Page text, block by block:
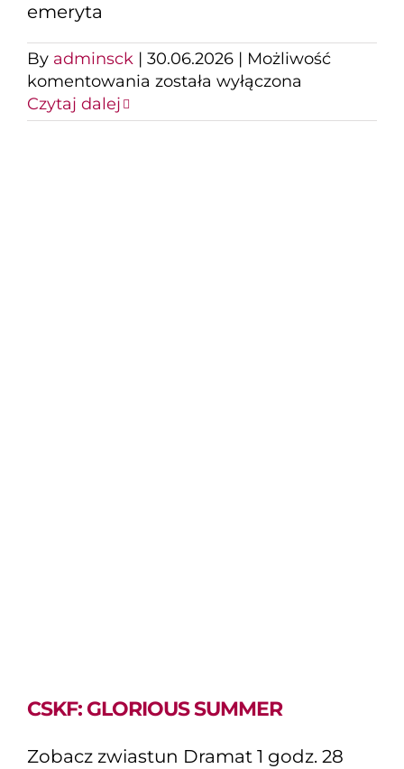
emeryta
By adminsck | 30.06.2026 | Możliwość
komentowania Ojczyzna
została wyłączona
Czytaj dalej
CSKF: GLORIOUS SUMMER
Zobacz zwiastun Dramat 1 godz. 28